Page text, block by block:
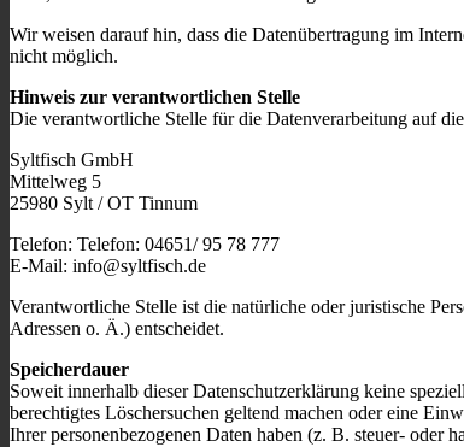
Wir weisen darauf hin, dass die Datenübertragung im
nicht möglich.
Hinweis zur verantwortlichen Stelle
Die verantwortliche Stelle für die Datenverarbeitung auf
Syltfisch GmbH
Mittelweg 5
25980 Sylt / OT Tinnum
Telefon: Telefon: 04651/ 95 78 777
E-Mail: info@syltfisch.de
Verantwortliche Stelle ist die natürliche oder juristische
Adressen o. Ä.) entscheidet.
Speicherdauer
Soweit innerhalb dieser Datenschutzerklärung keine
berechtigtes Löschersuchen geltend machen oder eine
Ihrer personenbezogenen Daten haben (z. B. steuer- oder